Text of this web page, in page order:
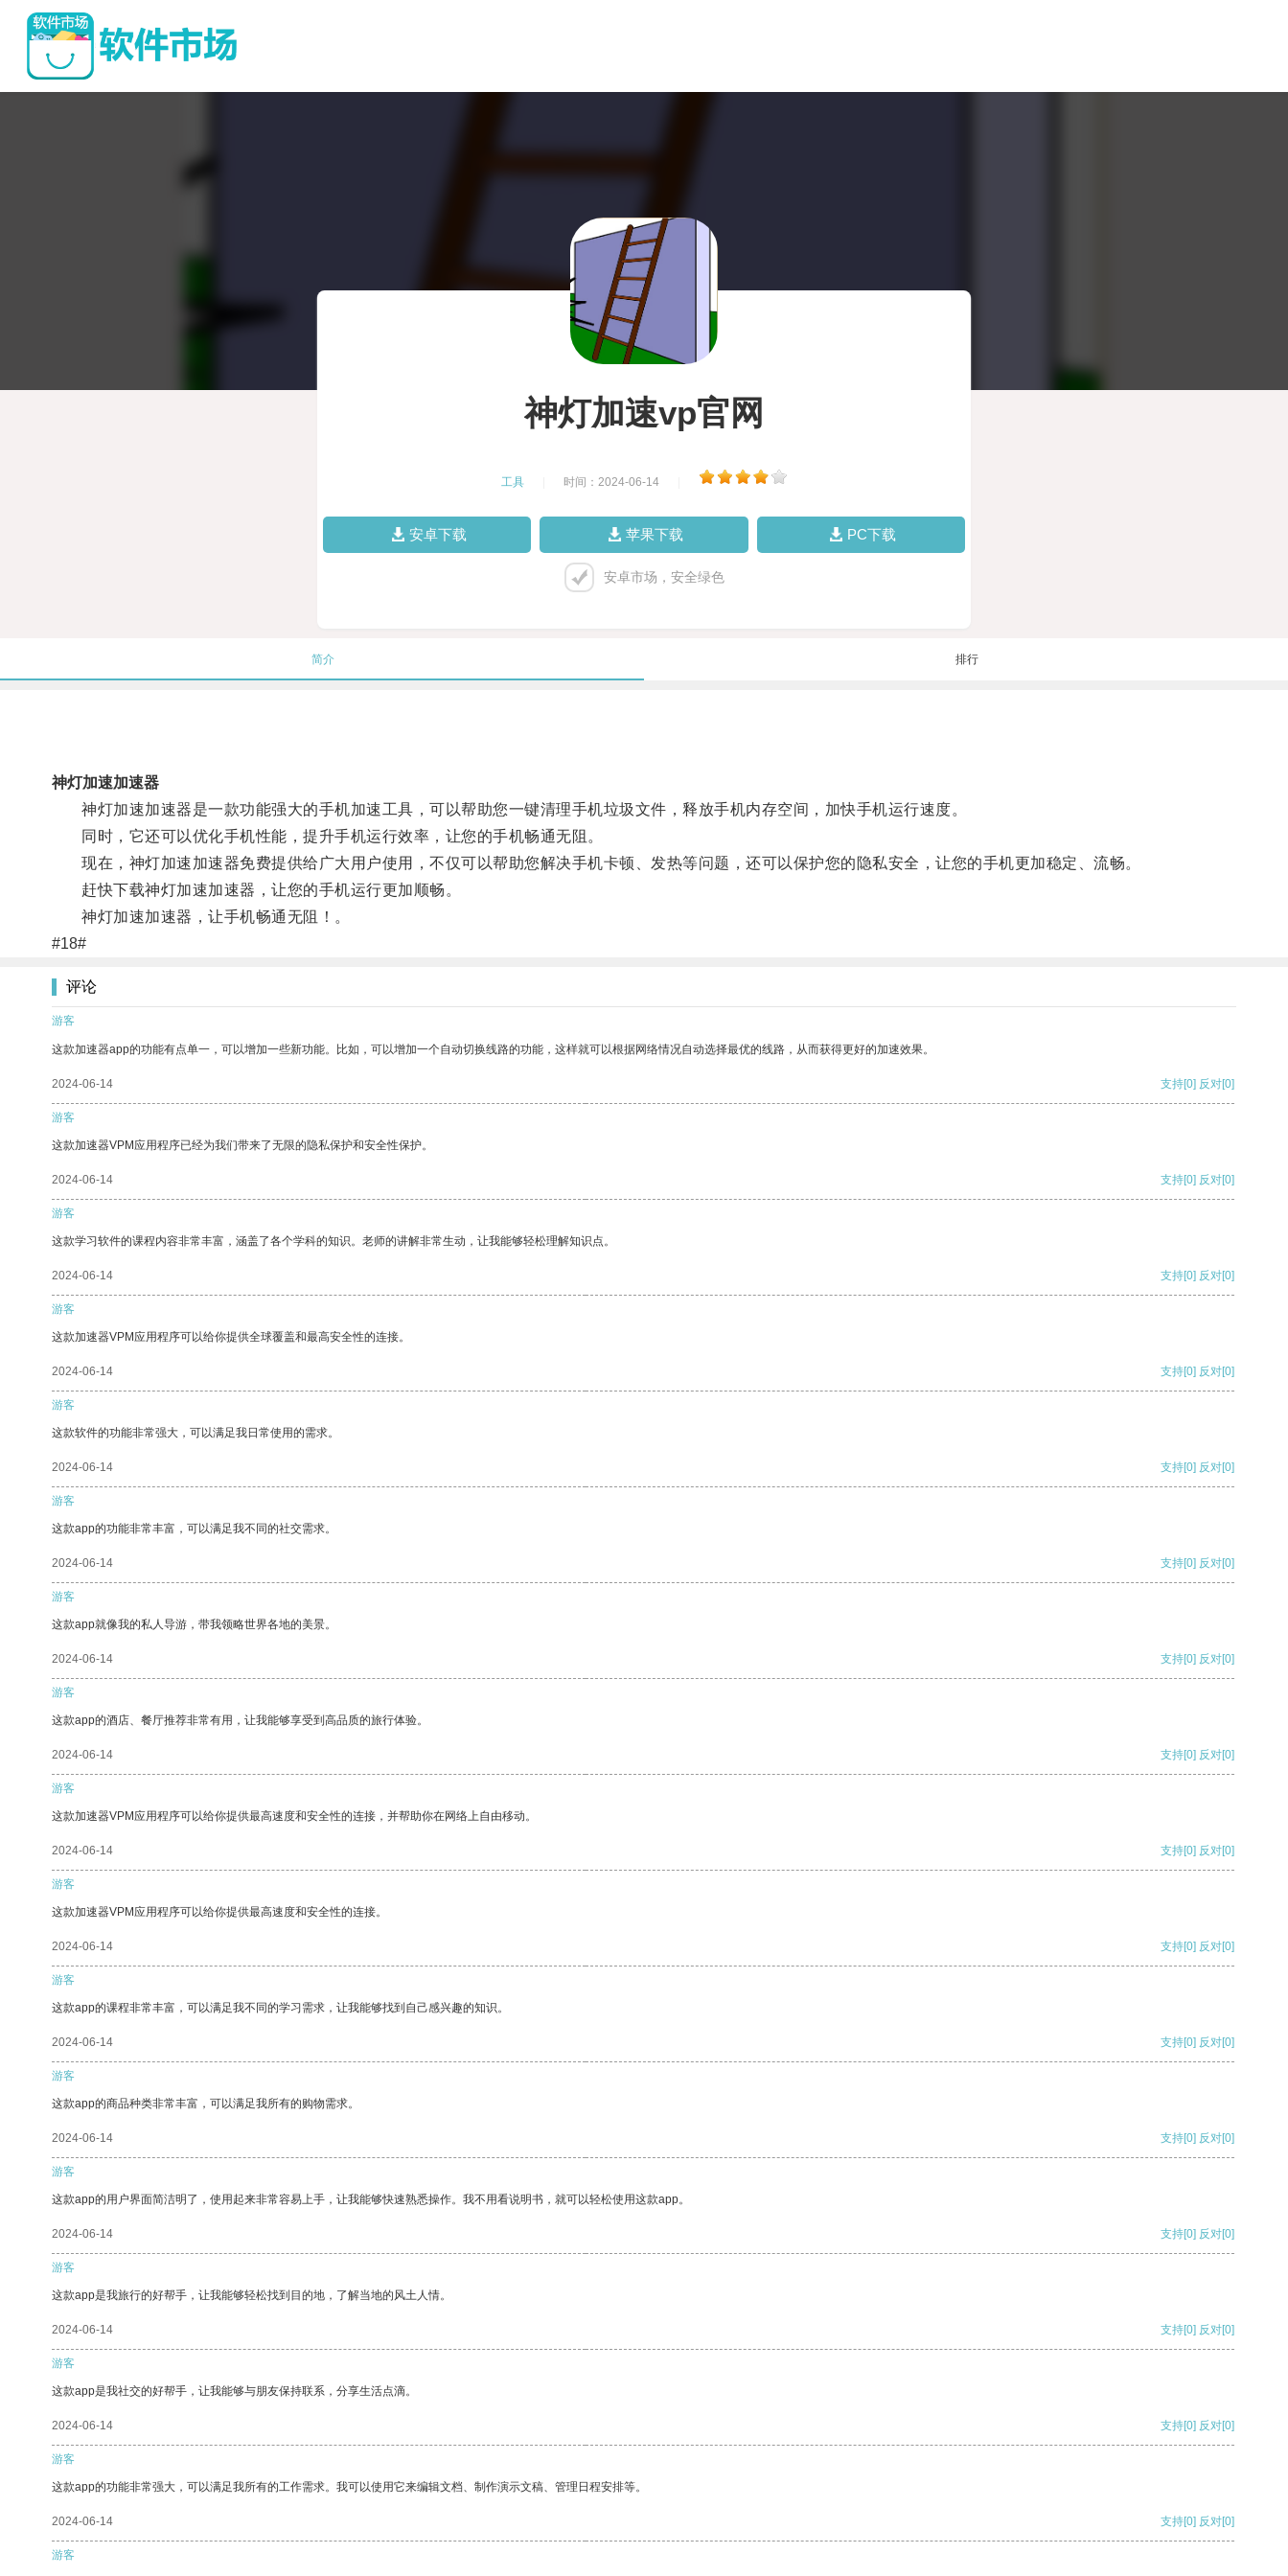
神灯加速vp官网
工具 时间：2024-06-14
安卓下载 苹果下载 PC下载
安卓市场，安全绿色
简介 排行
神灯加速加速器
神灯加速加速器是一款功能强大的手机加速工具，可以帮助您一键清理手机垃圾文件，释放手机内存空间，加快手机运行速度。
同时，它还可以优化手机性能，提升手机运行效率，让您的手机畅通无阻。
现在，神灯加速加速器免费提供给广大用户使用，不仅可以帮助您解决手机卡顿、发热等问题，还可以保护您的隐私安全，让您的手机更加稳定、流畅。
赶快下载神灯加速加速器，让您的手机运行更加顺畅。
神灯加速加速器，让手机畅通无阻！。
#18#
评论
游客
这款加速器app的功能有点单一，可以增加一些新功能。比如，可以增加一个自动切换线路的功能，这样就可以根据网络情况自动选择最优的线路，从而获得更好的加速效果。
2024-06-14 支持[0] 反对[0]
游客
这款加速器VPM应用程序已经为我们带来了无限的隐私保护和安全性保护。
2024-06-14 支持[0] 反对[0]
游客
这款学习软件的课程内容非常丰富，涵盖了各个学科的知识。老师的讲解非常生动，让我能够轻松理解知识点。
2024-06-14 支持[0] 反对[0]
游客
这款加速器VPM应用程序可以给你提供全球覆盖和最高安全性的连接。
2024-06-14 支持[0] 反对[0]
游客
这款软件的功能非常强大，可以满足我日常使用的需求。
2024-06-14 支持[0] 反对[0]
游客
这款app的功能非常丰富，可以满足我不同的社交需求。
2024-06-14 支持[0] 反对[0]
游客
这款app就像我的私人导游，带我领略世界各地的美景。
2024-06-14 支持[0] 反对[0]
游客
这款app的酒店、餐厅推荐非常有用，让我能够享受到高品质的旅行体验。
2024-06-14 支持[0] 反对[0]
游客
这款加速器VPM应用程序可以给你提供最高速度和安全性的连接，并帮助你在网络上自由移动。
2024-06-14 支持[0] 反对[0]
游客
这款加速器VPM应用程序可以给你提供最高速度和安全性的连接。
2024-06-14 支持[0] 反对[0]
游客
这款app的课程非常丰富，可以满足我不同的学习需求，让我能够找到自己感兴趣的知识。
2024-06-14 支持[0] 反对[0]
游客
这款app的商品种类非常丰富，可以满足我所有的购物需求。
2024-06-14 支持[0] 反对[0]
游客
这款app的用户界面简洁明了，使用起来非常容易上手，让我能够快速熟悉操作。我不用看说明书，就可以轻松使用这款app。
2024-06-14 支持[0] 反对[0]
游客
这款app是我旅行的好帮手，让我能够轻松找到目的地，了解当地的风土人情。
2024-06-14 支持[0] 反对[0]
游客
这款app是我社交的好帮手，让我能够与朋友保持联系，分享生活点滴。
2024-06-14 支持[0] 反对[0]
游客
这款app的功能非常强大，可以满足我所有的工作需求。我可以使用它来编辑文档、制作演示文稿、管理日程安排等。
2024-06-14 支持[0] 反对[0]
游客